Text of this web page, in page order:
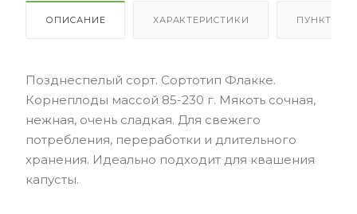
ОПИСАНИЕ ХАРАКТЕРИСТИКИ ПУНКТЫ
Позднеспелый сорт. Сортотип Флакке.
Корнеплоды массой 85-230 г. Мякоть сочная,
нежная, очень сладкая. Для свежего
потребления, переработки и длительного
хранения. Идеально подходит для квашения
капусты.